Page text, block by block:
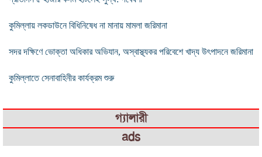
কুমিল্লায় লকডাউনে বিধিনিষেধ না মানায় মামলা জরিমানা
সদর দক্ষিণে ভোক্তা অধিকার অভিযান, অস্বাস্থ্যকর পরিবেশে খাদ্য উৎপাদনে জরিমানা
কুমিল্লাতে সেনাবাহিনীর কার্যক্রম শুরু
গ্যালারী
ads